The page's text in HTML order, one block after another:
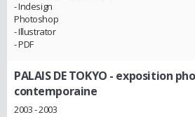
- Indesign
Photoshop
- Illustrator
- PDF
PALAIS DE TOKYO - exposition
contemporaine
2003 - 2003